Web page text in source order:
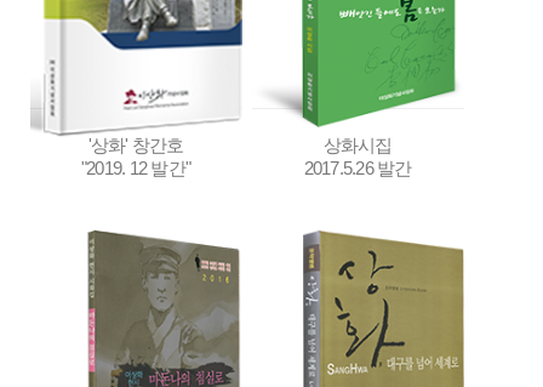
'상화' 창간호
"2019. 12 발간"
상화시집
2017.5.26 발간